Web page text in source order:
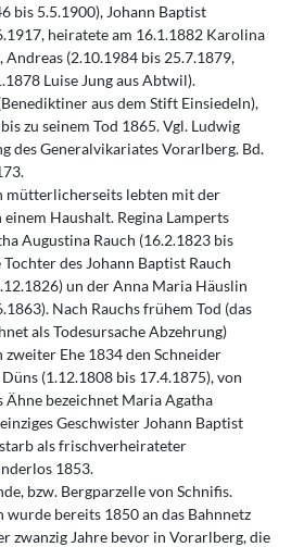
bis 5.5.1900), Johann Baptist
heiratete am 16.1.1882 Karolina
Andreas (2.10.1984 bis 25.7.1879,
Luise Jung aus Abtwil).
aus dem Stift Einsiedeln),
zu seinem Tod 1865. Vgl. Ludwig
des Generalvikariates Vorarlberg. Bd.
mütterlicherseits lebten mit der
Haushalt. Regina Lamperts
Augustina Rauch (16.2.1823 bis
des Johann Baptist Rauch
un der Anna Maria Häuslin
Nach Rauchs frühem Tod (das
als Todesursache Abzehrung)
zweiter Ehe 1834 den Schneider
(1.12.1808 bis 17.4.1875), von
Ähne bezeichnet Maria Agatha
Geschwister Johann Baptist
als frischverheirateter
1853.
bzw. Bergparzelle von Schnifis.
wurde bereits 1850 an das Bahnnetz
zwanzig Jahre bevor in Vorarlberg, die